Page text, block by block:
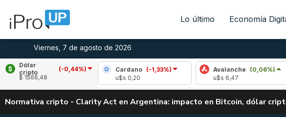
Lo último Economía
Viernes, 7 de agosto de 2026
Dólar
cripto
(-0,44%)
$ 1566,48
(-0,96%)
Cardano
(-1,33%)
Avalanche (0,06%)
Normativa cripto - Clarity Act en Argentina: impacto en Bitcoin, dólar